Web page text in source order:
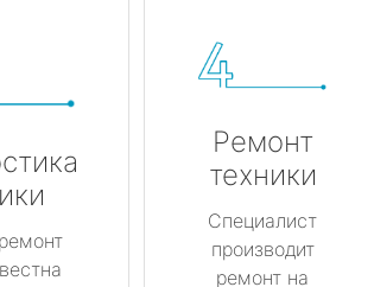
Ремонт
техники
Специалист
производит
ремонт на